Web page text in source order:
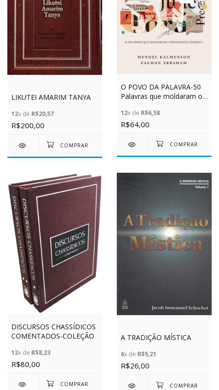
LIKUTEI AMARIM TANYA
12x de R$20,57
R$200,00
O POVO DA PALAVRA-50
Palavras que moldaram o
12x de R$6,58
R$64,00
DISCURSOS CHASSÍDICOS
COMENTADOS-COLEÇÃO
12x de R$8,23
R$80,00
A TRADIÇÃO MÍSTICA
6x de R$5,21
R$26,00